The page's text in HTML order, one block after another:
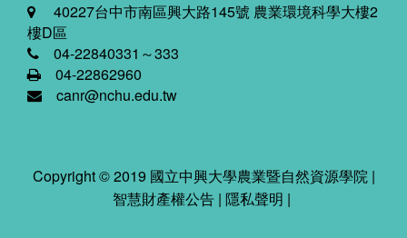
40227台中市南區興大路145號 農業環境科學大樓2
樓D區
04-22840331～333
04-22862960
canr@nchu.edu.tw
Copyright © 2019 國立中興大學農業暨自然資源學院 |
智慧財產權公告 | 隱私聲明 |